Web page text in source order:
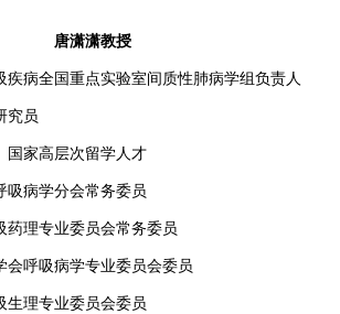
唐潇潇教授
疾病全国重点实验室间质性肺病学组负责人
究员
国家高层次留学人才
吸病学分会常务委员
药理专业委员会常务委员
会呼吸病学专业委员会委员
生理专业委员会委员